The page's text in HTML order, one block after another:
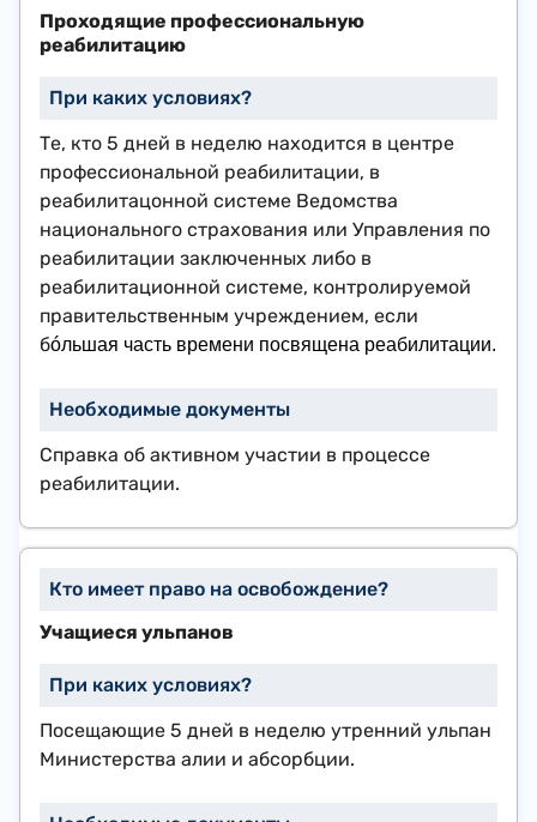
Проходящие профессиональную
реабилитацию
Те, кто 5 дней в неделю находится в центре
профессиональной реабилитации, в
реабилитацонной системе Ведомства
национального страхования или Управления по
реабилитации заключенных либо в
реабилитационной системе, контролируемой
правительственным учреждением, если
бóльшая часть времени посвящена реабилитации.
Справка об активном участии в процессе
реабилитации.
Учащиеся ульпанов
Посещающие 5 дней в неделю утренний ульпан
Министерства алии и абсорбции.